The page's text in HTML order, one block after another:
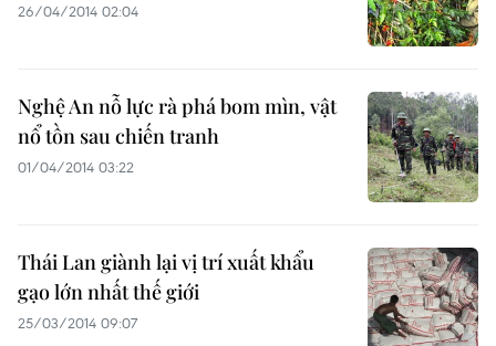
26/04/2014 02:04
Nghệ An nỗ lực rà phá bom mìn, vật
nổ tồn sau chiến tranh
01/04/2014 03:22
Thái Lan giành lại vị trí xuất khẩu
gạo lớn nhất thế giới
25/03/2014 09:07